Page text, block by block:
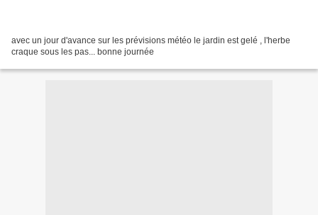
avec un jour d'avance sur les prévisions météo le jardin est gelé , l'herbe
craque sous les pas... bonne journée